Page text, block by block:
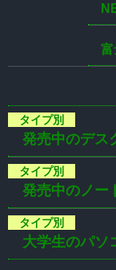
富
発売中のデス
発売中のノー
大学生のパソ